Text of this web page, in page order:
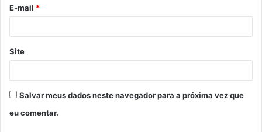
*
E-mail *
Site
Salvar meus dados neste navegador para a próxima vez que
eu comentar.